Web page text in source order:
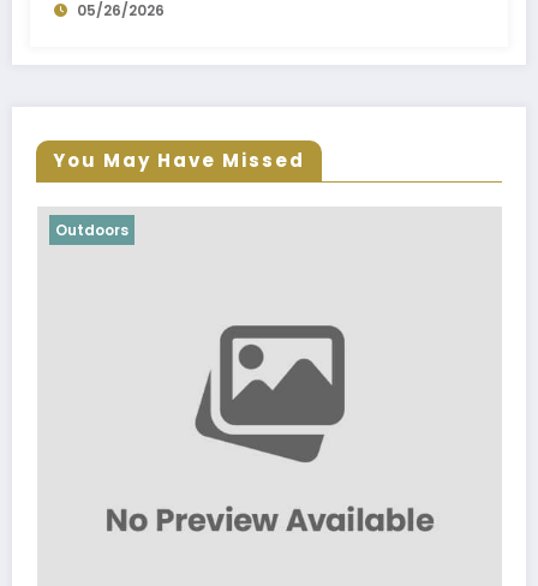
05/26/2026
You May Have Missed